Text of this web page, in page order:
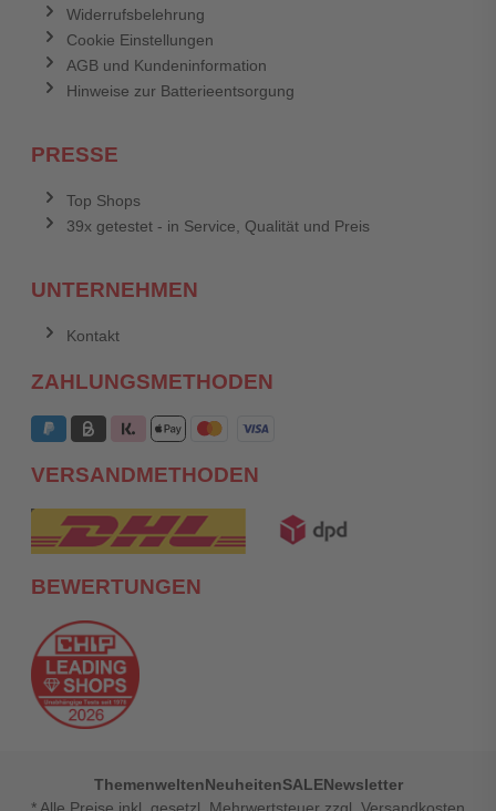
Widerrufsbelehrung
Cookie Einstellungen
AGB und Kundeninformation
Hinweise zur Batterieentsorgung
PRESSE
Top Shops
39x getestet - in Service, Qualität und Preis
UNTERNEHMEN
Kontakt
ZAHLUNGSMETHODEN
VERSANDMETHODEN
BEWERTUNGEN
ThemenweltenNeuheitenSALENewsletter